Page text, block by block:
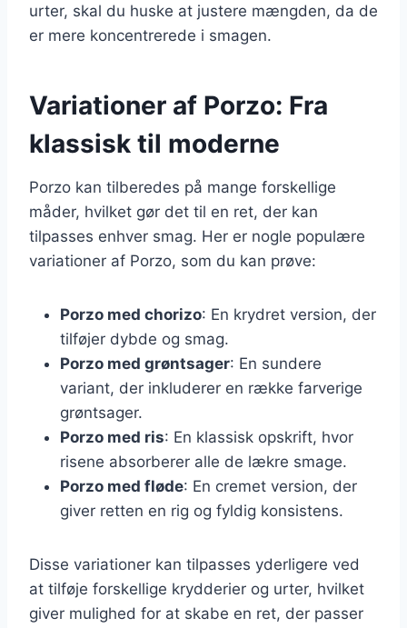
urter, skal du huske at justere mængden, da de
er mere koncentrerede i smagen.
Variationer af Porzo: Fra
klassisk til moderne
Porzo kan tilberedes på mange forskellige
måder, hvilket gør det til en ret, der kan
tilpasses enhver smag. Her er nogle populære
variationer af Porzo, som du kan prøve:
Porzo med chorizo: En krydret version, der
tilføjer dybde og smag.
Porzo med grøntsager: En sundere
variant, der inkluderer en række farverige
grøntsager.
Porzo med ris: En klassisk opskrift, hvor
risene absorberer alle de lækre smage.
Porzo med fløde: En cremet version, der
giver retten en rig og fyldig konsistens.
Disse variationer kan tilpasses yderligere ved
at tilføje forskellige krydderier og urter, hvilket
giver mulighed for at skabe en ret, der passer